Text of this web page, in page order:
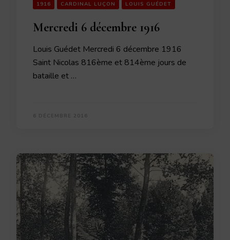
1916 CARDINAL LUÇON LOUIS GUÉDET
Mercredi 6 décembre 1916
Louis Guédet Mercredi 6 décembre 1916
Saint Nicolas 816ème et 814ème jours de
bataille et …